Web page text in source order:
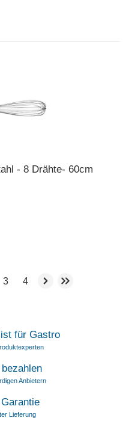
- 8 Drähte- 60cm
3 4
für Gastro
Anbietern
Lieferung